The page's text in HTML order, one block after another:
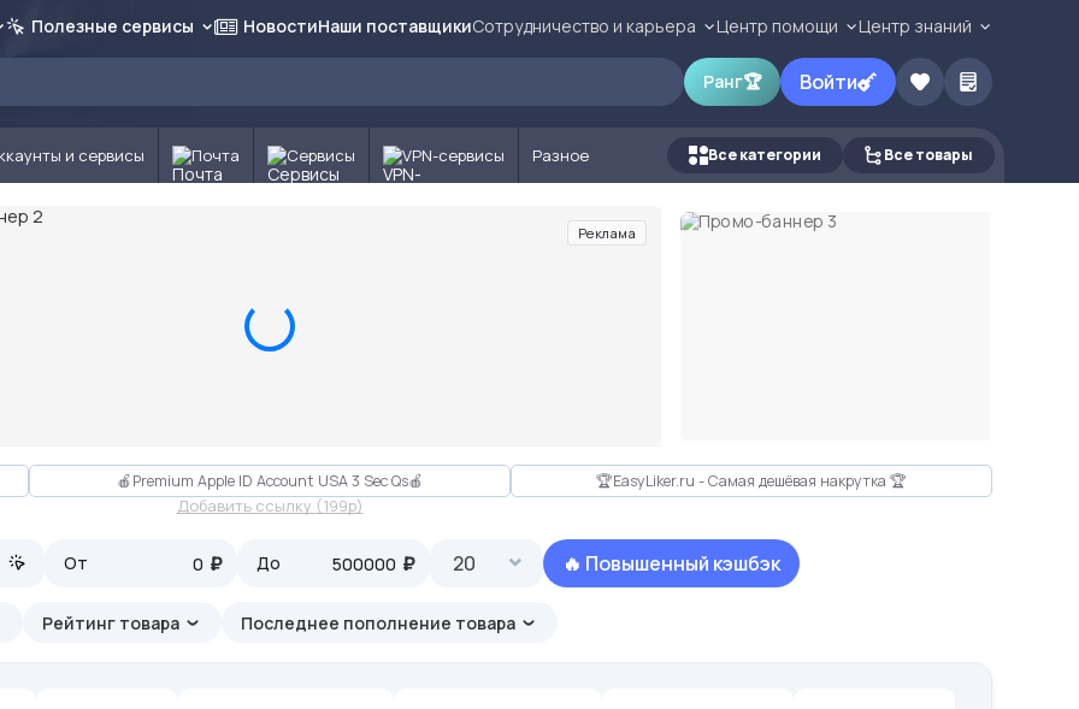
Полезные сервисы НовостиНаши поставщикиСотрудничество и карьера Центр помощи Центр знаний
Ранг🏆 Войти
и сервисы Почта Сервисы VPN-сервисы Разное Все категории Все товары
Реклама
🍎Premium Apple ID Account USA 3 Sec Qs🍎 🏆EasyLiker.ru - Самая дешёвая накрутка 🏆
Добавить ссылку (199p)
От ₽ До ₽ 20 🔥 Повышенный кэшбэк
Рейтинг товара Последнее пополнение товара